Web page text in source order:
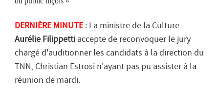
DERNIÈRE MINUTE : La ministre de la Culture
Aurélie Filippetti accepte de reconvoquer le jury
chargé d'auditionner les candidats à la direction du
TNN, Christian Estrosi n'ayant pas pu assister à la
réunion de mardi.